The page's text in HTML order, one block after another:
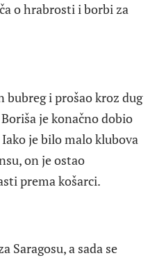
o hrabrosti i borbi za
bubreg i prošao kroz dug
je konačno dobio
je bilo malo klubova
on je ostao
prema košarci.
Saragosu, a sada se